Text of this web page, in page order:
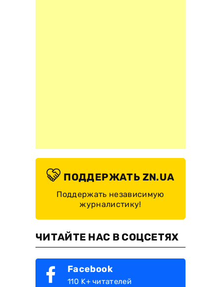
ПОДДЕРЖАТЬ ZN.UA
Поддержать независимую
журналистику!
ЧИТАЙТЕ НАС В СОЦСЕТЯХ
Facebook
110 K+ читателей